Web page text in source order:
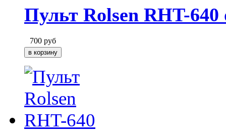
Пульт Rolsen RHT-640
700 руб